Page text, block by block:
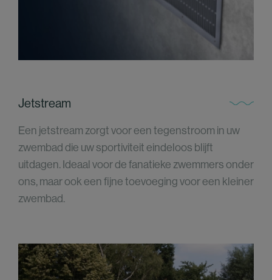
Jetstream
Een jetstream zorgt voor een tegenstroom in uw
zwembad die uw sportiviteit eindeloos blijft
uitdagen. Ideaal voor de fanatieke zwemmers onder
ons, maar ook een fijne toevoeging voor een kleiner
zwembad.